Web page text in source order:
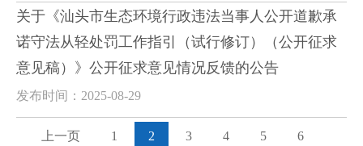
关于《汕头市生态环境行政违法当事人公开道歉承
诺守法从轻处罚工作指引（试行修订）（公开征求
意见稿）》公开征求意见情况反馈的公告
发布时间：2025-08-29
上一页 1 2 3 4 5 6